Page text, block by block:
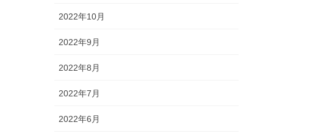
2022年10月
2022年9月
2022年8月
2022年7月
2022年6月